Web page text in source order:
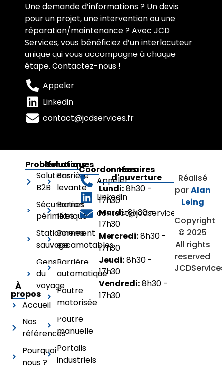
Une demande d’informations ? Un devis
pour un projet, une intervention ou une
réparation/maintenance ? Avec JCD
Services, vous bénéficiez d’un interlocuteur
unique qui vous accompagne à chaque
étape. Contactez-nous !
Appeler
Linkedin
contact@jcdservices.fr
À
propos
Accueil
Nos
références
Pourquoi
nous ?
Problématiques
Solutions
B2B
Sécurisation
périmétrique
Stationnement
sauvage
Gens
du
voyage
Solutions
Barrière
levante
Bornes
fixes
Bornes
escamotables
Barrière
automatique
Poutre
motorisée
Poutre
manuelle
Portails
industriels
Coordonnées
Appeler
Linkedin
contact@jcdservices.fr
Horaires
d'ouverture
Lundi:8h30 -
17h30
Mardi:8h30 -
17h30
Mercredi:8h30 -
17h30
Jeudi:8h30 -
17h30
Vendredi:8h30 -
17h30
Réalisé
parAlan
Leing
Copyright
© 2025
All rights
reserved